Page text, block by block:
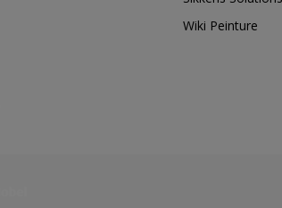
Wiki Peinture